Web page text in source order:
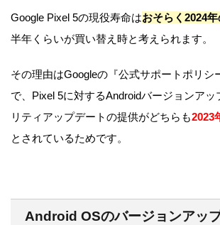
Google Pixel 5の現役寿命はおそらく2024
半年くらいが買い替え時と考えられます。
その理由はGoogleの『公式サポートポリシ
で、Pixel 5に対するAndroidバージョンアッ
リティアップデートの提供がどちらも2023
とされているためです。
Android OSのバージョンアッ